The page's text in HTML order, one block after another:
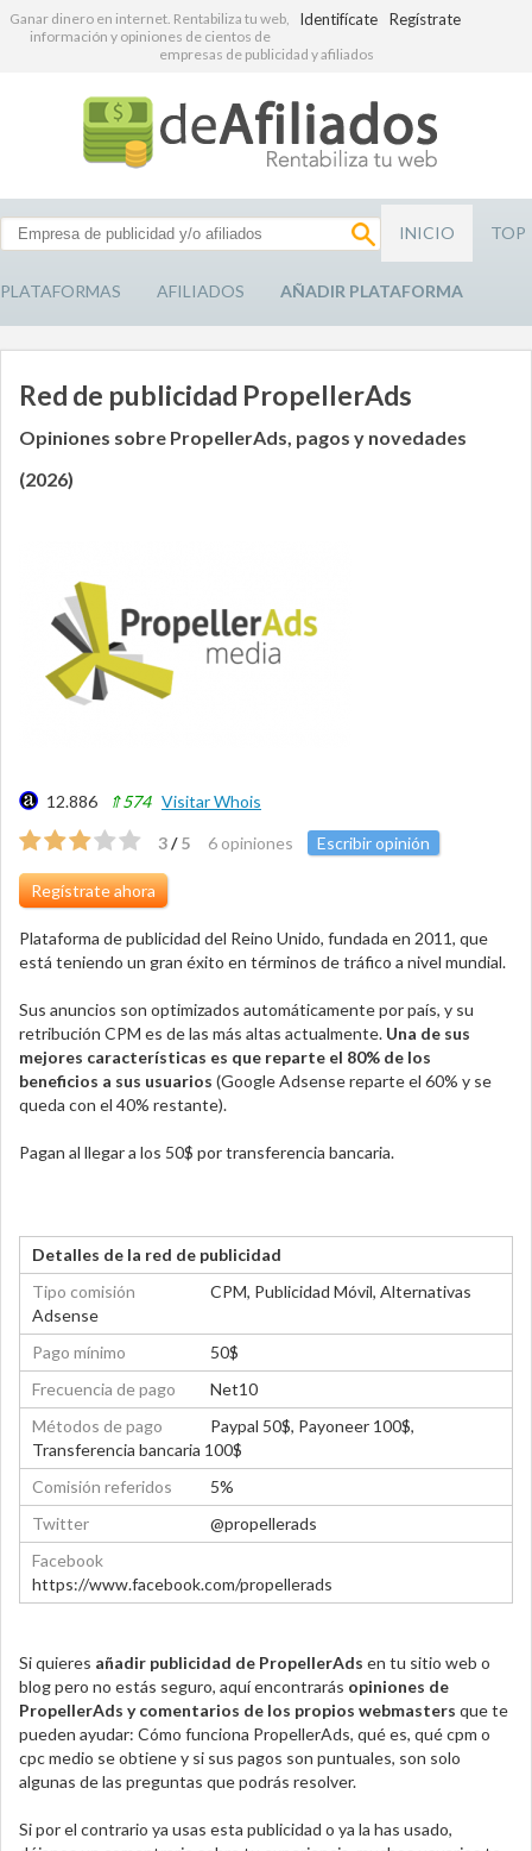
Identifícate Regístrate
Ganar dinero en internet. Rentabiliza tu web,
información y opiniones de cientos de
empresas de publicidad y afiliados
INICIO TOP
PLATAFORMAS AFILIADOS AÑADIR PLATAFORMA
Red de publicidad PropellerAds
Opiniones sobre PropellerAds, pagos y novedades
(2026)
12.886 ⇑574 Visitar Whois
3/5 6 opiniones Escribir opinión
Regístrate ahora
Plataforma de publicidad del Reino Unido, fundada en 2011, que
está teniendo un gran éxito en términos de tráfico a nivel mundial.
Sus anuncios son optimizados automáticamente por país, y su
retribución CPM es de las más altas actualmente. Una de sus
mejores características es que reparte el 80% de los
beneficios a sus usuarios (Google Adsense reparte el 60% y se
queda con el 40% restante).
Pagan al llegar a los 50$ por transferencia bancaria.
Detalles de la red de publicidad
Tipo comisión
CPM, Publicidad Móvil, Alternativas
Adsense
Pago mínimo
50$
Frecuencia de pago
Net10
Métodos de pago
Paypal 50$, Payoneer 100$,
Transferencia bancaria 100$
Comisión referidos
5%
Twitter
@propellerads
Facebook
https://www.facebook.com/propellerads
Si quieres añadir publicidad de PropellerAds en tu sitio web o
blog pero no estás seguro, aquí encontrarás opiniones de
PropellerAds y comentarios de los propios webmasters que te
pueden ayudar: Cómo funciona PropellerAds, qué es, qué cpm o
cpc medio se obtiene y si sus pagos son puntuales, son solo
algunas de las preguntas que podrás resolver.
Si por el contrario ya usas esta publicidad o ya la has usado,